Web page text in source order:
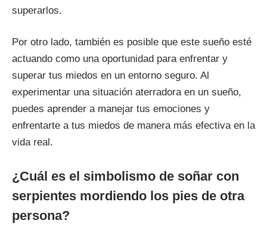
superarlos.
Por otro lado, también es posible que este sueño esté
actuando como una oportunidad para enfrentar y
superar tus miedos en un entorno seguro. Al
experimentar una situación aterradora en un sueño,
puedes aprender a manejar tus emociones y
enfrentarte a tus miedos de manera más efectiva en la
vida real.
¿Cuál es el simbolismo de soñar con
serpientes mordiendo los pies de otra
persona?